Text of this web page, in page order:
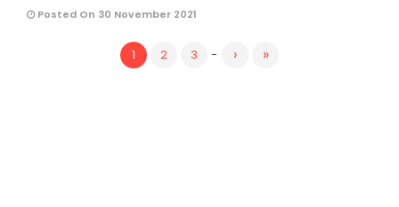
Posted On 30 November 2021
1 2 3 - › »